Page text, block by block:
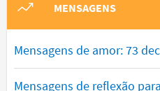
MENSAGENS
Mensagens de amor: 73
Mensagens de reflexão